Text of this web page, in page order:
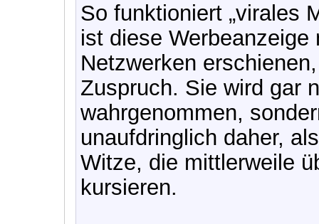
So funktioniert „virales
ist diese
Netzwerken
Zuspruch. Sie wird gar
wahrgenommen,
unaufdringlich daher,
Witze, die mittlerweile
kursieren.